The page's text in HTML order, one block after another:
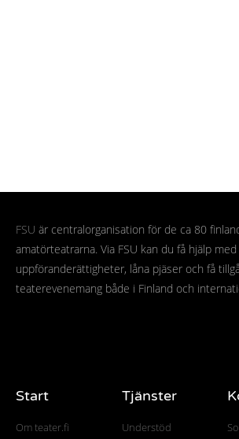
FSU är centralorganisation för de ca 80
amatörteatrarna. Via FSU kan du få hjälp med
uppföranderättigheter, låna pjäser och få
teaterevenemang både i Finland och
Start
Om teater.fi
Tjänster
Understöd